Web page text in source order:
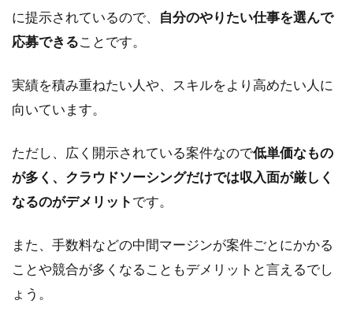
に提示されているので、 自分のやりたい仕事を選んで
応募できることです。
実績を積み重ねたい人や、スキルをより高めたい人に
向いています。
ただし、広く開示されている案件なので低単価なもの
が多く、クラウドソーシングだけでは収入面が厳しく
なるのがデメリットです。
また、手数料などの中間マージンが案件ごとにかかる
ことや競合が多くなることもデメリットと言えるでし
ょう。